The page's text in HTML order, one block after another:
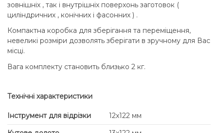
зовнішніх , так і внутрішніх поверхонь заготовок (
циліндричних , конічних і фасонних ) .
Компактна коробка для зберігання та переміщення,
невеликі розміри дозволять зберігати в зручному для Вас
місці.
Вага комплекту становить близько 2 кг.
Технічні характеристики
Інструмент для відрізки
12x122 мм